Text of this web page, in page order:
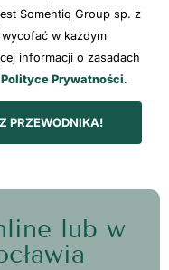
Somentiq Group sp. z
w każdym
informacji o zasadach
Polityce Prywatności.
PRZEWODNIKA!
lub w